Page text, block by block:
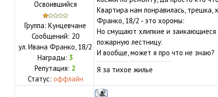
Освоившийся
Группа: Кунцевчане
Сообщений: 20
ул. Ивана Франко, 18/2
Награды: 3
Репутация: 2
Статус: оффлайн
Квартира нам понравилась, трешка,
Франко, 18/2 - это хоромы:
Но смущают хлипкие и
пожарную лестницу.
И вообще, может я про что не знаю?
Я за тихое жилье